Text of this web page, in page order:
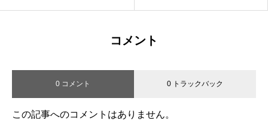
コメント
0 コメント 0 トラックバック
この記事へのコメントはありません。